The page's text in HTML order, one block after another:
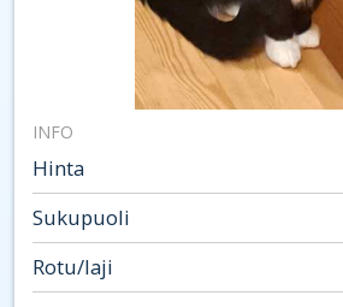
INFO
Hinta
Sukupuoli
Rotu/laji